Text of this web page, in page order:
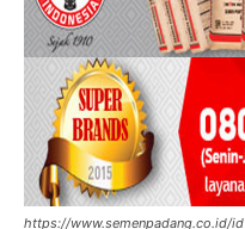
https://www.semenpadang.co.id/id